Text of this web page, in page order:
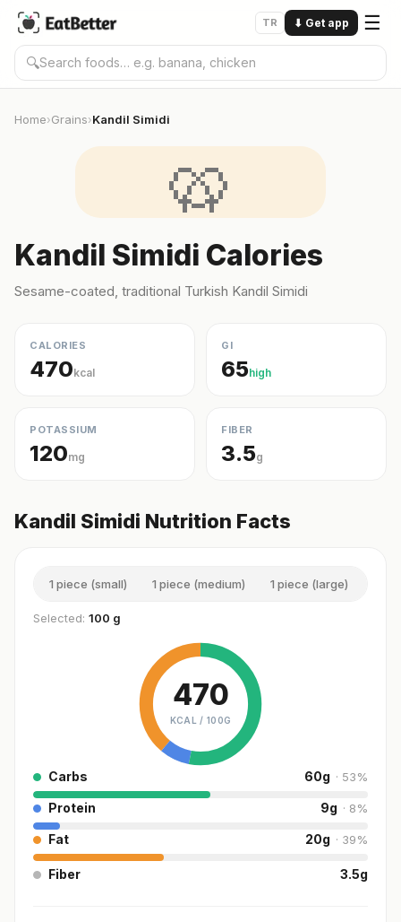
TR ⬇ Get app ☰
🔍
Home›Grains›Kandil Simidi
🥨
Kandil Simidi Calories
Sesame-coated, traditional Turkish Kandil Simidi
CALORIES
470kcal
GI
65high
POTASSIUM
120mg
FIBER
3.5g
Kandil Simidi Nutrition Facts
1 piece (small) 1 piece (medium) 1 piece (large)
Selected: 100 g
470
KCAL / 100G
Carbs 60g · 53%
Protein 9g · 8%
Fat 20g · 39%
Fiber 3.5g